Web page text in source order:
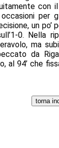
con
per
un
0. Nella
ma
da
al 94’ che